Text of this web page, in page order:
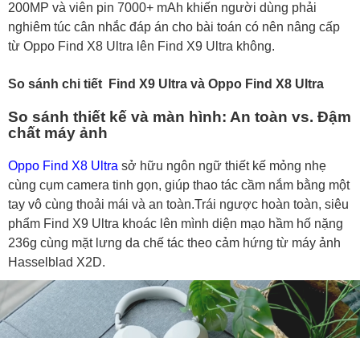
200MP và viên pin 7000+ mAh khiến người dùng phải
nghiêm túc cân nhắc đáp án cho bài toán có nên nâng cấp
từ Oppo Find X8 Ultra lên Find X9 Ultra không.
So sánh chi tiết Find X9 Ultra và Oppo Find X8 Ultra
So sánh thiết kế và màn hình: An toàn vs. Đậm
chất máy ảnh
Oppo Find X8 Ultra sở hữu ngôn ngữ thiết kế mỏng nhẹ
cùng cụm camera tinh gọn, giúp thao tác cầm nắm bằng một
tay vô cùng thoải mái và an toàn.Trái ngược hoàn toàn, siêu
phẩm Find X9 Ultra khoác lên mình diện mạo hầm hố nặng
236g cùng mặt lưng da chế tác theo cảm hứng từ máy ảnh
Hasselblad X2D.